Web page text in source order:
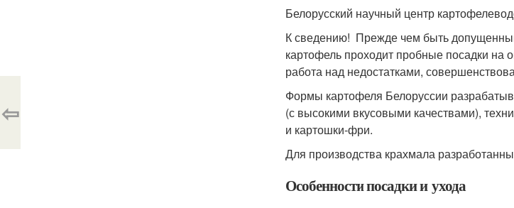
Белорусский научный центр
К сведению! Прежде чем быть
картофель проходит пробные посадки на
работа над недостатками,
Формы картофеля Белоруссии
(с высокими вкусовыми качествами),
и картошки-фри.
Для производства крахмала
Особенности посадки и ухода
⇦